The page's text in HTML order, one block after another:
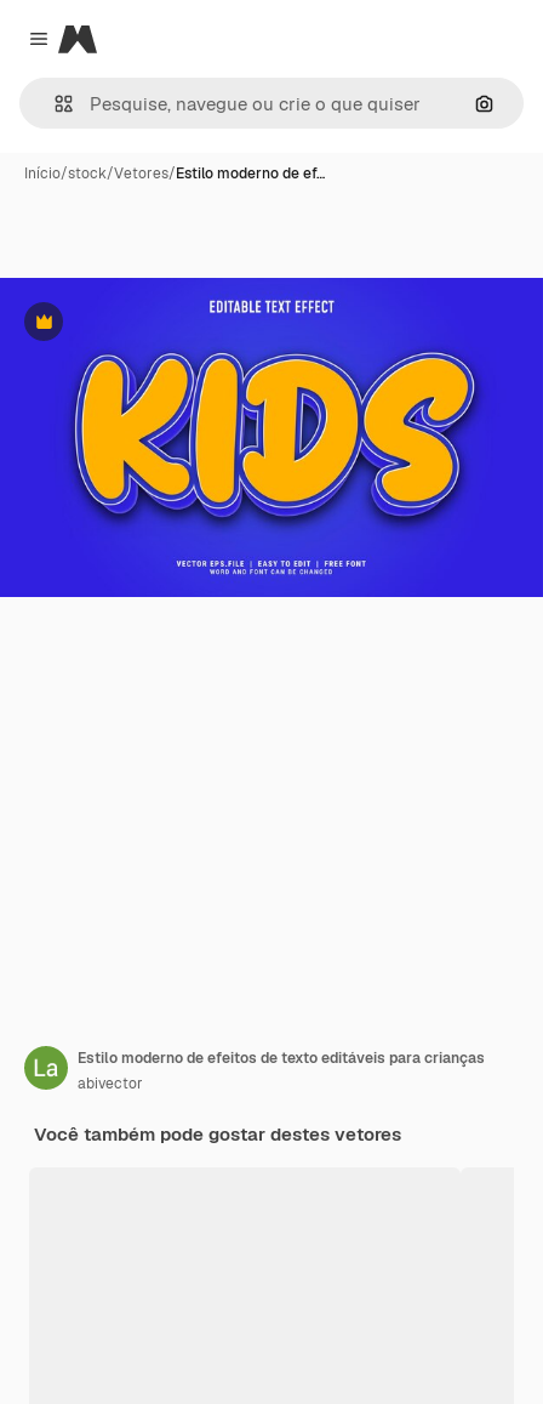
Close menu
Magnific
Início/stock/Vetores/Estilo moderno de ef…
Premium
Estilo moderno de efeitos de texto editáveis para crianças
abivector
Você também pode gostar destes vetores